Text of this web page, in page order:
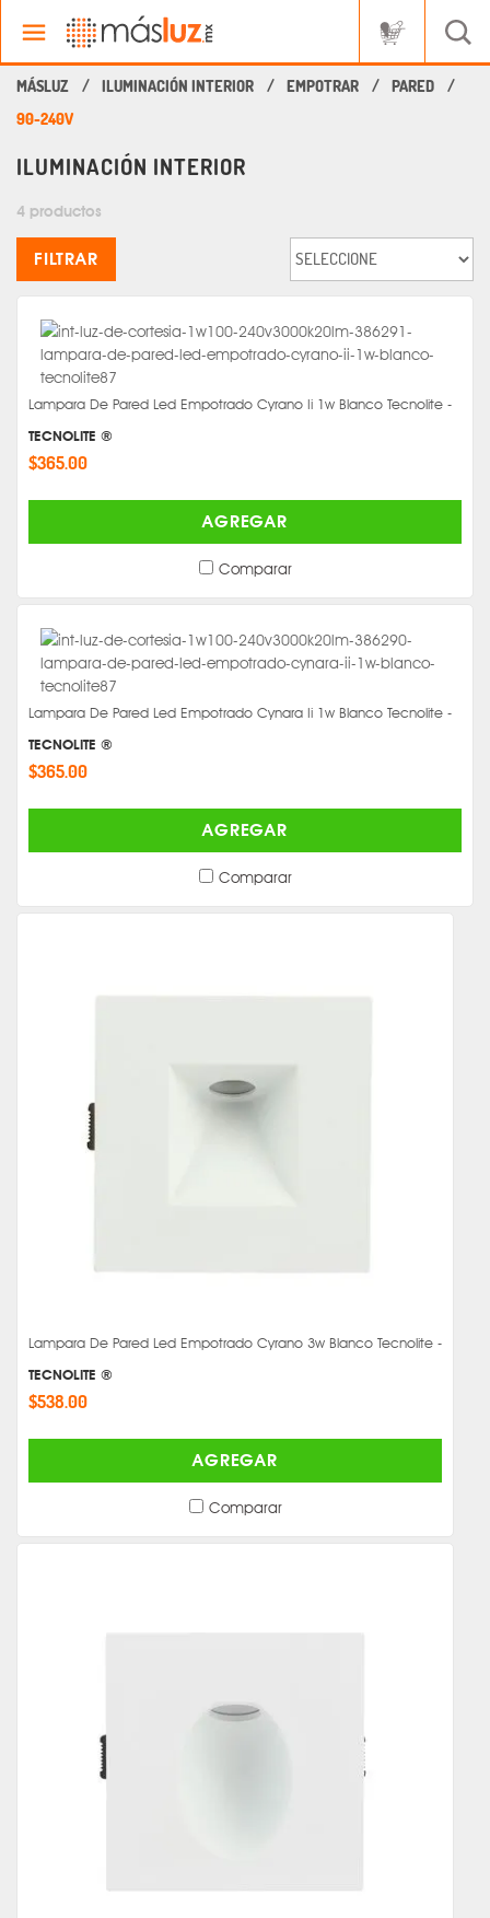
ILUMINACIÓN INTERIOR EMPOTRAR
PARED
90-240V
ILUMINACIÓN INTERIOR
4 productos
FILTRAR
Lampara De Pared Led Empotrado Cyrano Ii 1w Blanco Tecnolite -
TECNOLITE ®
$365.00
AGREGAR
Comparar
Lampara De Pared Led Empotrado Cynara Ii 1w Blanco Tecnolite -
TECNOLITE ®
$365.00
AGREGAR
Comparar
Lampara De Pared Led Empotrado Cyrano 3w Blanco Tecnolite -
TECNOLITE ®
$538.00
AGREGAR
Comparar